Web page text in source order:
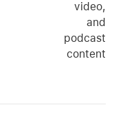
video,
and
podcast
content